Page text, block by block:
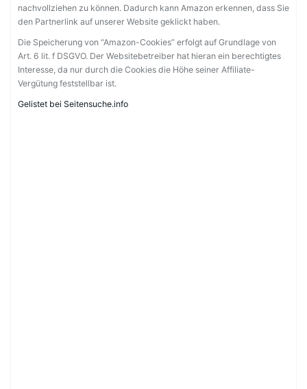
nachvollziehen zu können. Dadurch kann Amazon erkennen, dass Sie
den Partnerlink auf unserer Website geklickt haben.
Die Speicherung von “Amazon-Cookies” erfolgt auf Grundlage von
Art. 6 lit. f DSGVO. Der Websitebetreiber hat hieran ein berechtigtes
Interesse, da nur durch die Cookies die Höhe seiner Affiliate-
Vergütung feststellbar ist.
Gelistet bei Seitensuche.info